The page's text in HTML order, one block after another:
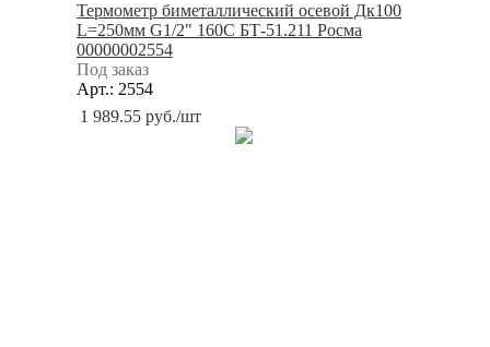
Термометр биметаллический осевой Дк100
L=250мм G1/2" 160С БТ-51.211 Росма
00000002554
Под заказ
Арт.: 2554
1 989.55 руб./шт